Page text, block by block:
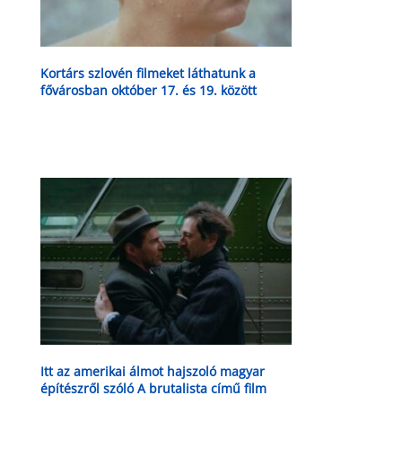
Kortárs szlovén filmeket láthatunk a
fővárosban október 17. és 19. között
Itt az amerikai álmot hajszoló magyar
építészről szóló A brutalista című film